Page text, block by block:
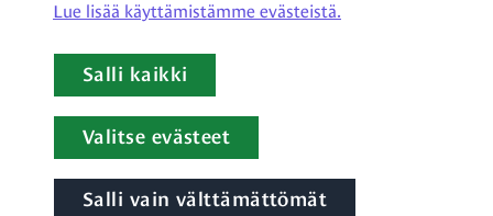
Lue lisää käyttämistämme evästeistä.​​​​​​
Salli kaikki
Salli vain välttämättömät
Valitse evästeet
procom.fi
LinkedInFacebookInstagram
Tietoa evästeistä|Tietosuojaseloste